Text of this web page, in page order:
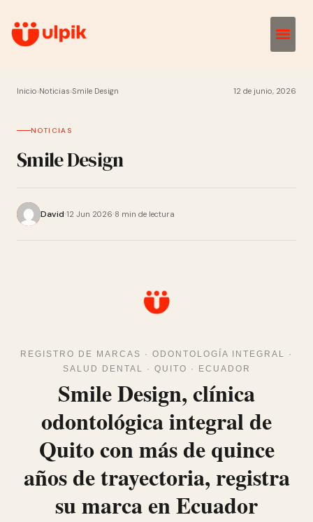
Inicio›Noticias›Smile Design 12 de junio, 2026
NOTICIAS
Smile Design
David 12 Jun 2026 8 min de lectura
REGISTRO DE MARCAS · ODONTOLOGÍA INTEGRAL ·
SALUD DENTAL · QUITO · ECUADOR
Smile Design, clínica
odontológica integral de
Quito con más de quince
años de trayectoria, registra
su marca en Ecuador